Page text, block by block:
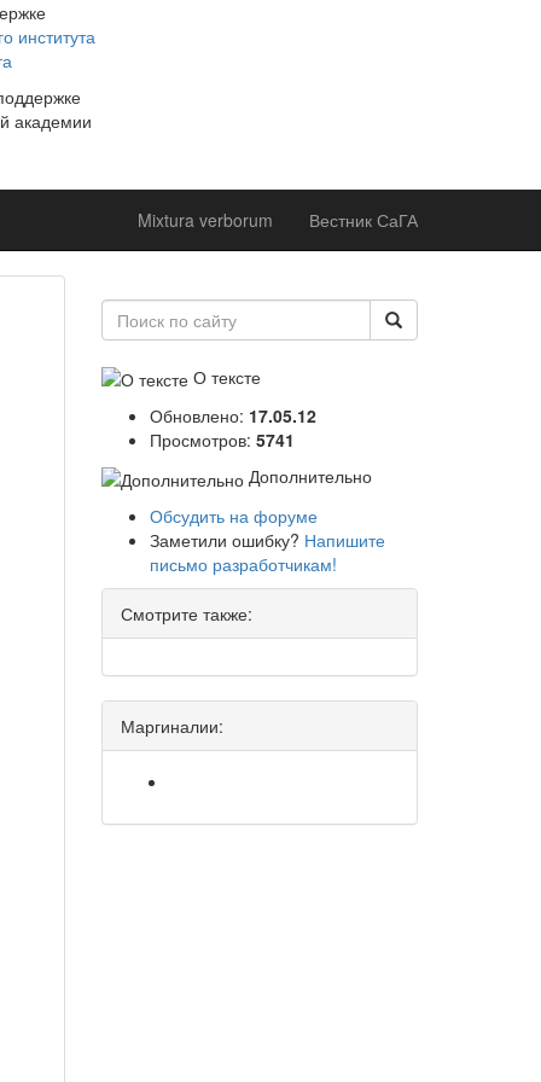
института
академии
Mixtura verborum Вестник СаГА
О тексте
Обновлено: 17.05.12
Просмотров: 5741
Дополнительно
Обсудить на форуме
Заметили ошибку? Напишите
письмо разработчикам!
Смотрите также:
Маргиналии: